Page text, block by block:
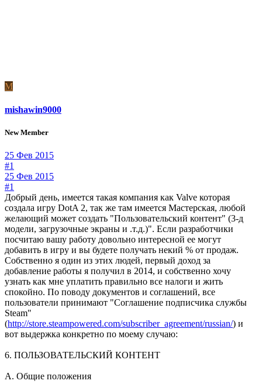
M
mishawin9000
New Member
25 Фев 2015
#1
25 Фев 2015
#1
Добрый день, имеется такая компания как Valve которая
создала игру DotA 2, так же там имеется Мастерская, любой
желающий может создать "Пользовательский контент" (3-д
модели, загрузочные экраны и .т.д.)". Если разработчики
посчитаю вашу работу довольно интересной ее могут
добавить в игру и вы будете получать некий % от продаж.
Собственно я один из этих людей, первый доход за
добавление работы я получил в 2014, и собственно хочу
узнать как мне уплатить правильно все налоги и жить
спокойно. По поводу документов и соглашений, все
пользователи принимают "Соглашение подписчика службы
Steam"
(http://store.steampowered.com/subscriber_agreement/russian/) и
вот выдержка конкретно по моему случаю:
6. ПОЛЬЗОВАТЕЛЬСКИЙ КОНТЕНТ
A. Общие положения